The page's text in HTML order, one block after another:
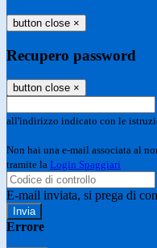
button close ×
Recupero password
button close ×
all'indirizzo indicato con le
Non hai una e-mail associata al
tramite la Login Spaggiari
E-mail inviata, si prega di
Errore